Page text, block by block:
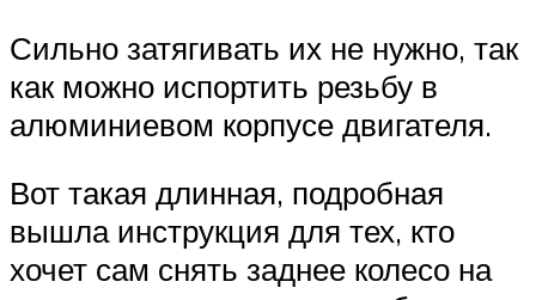
Сильно затягивать их не нужно, так
как можно испортить резьбу в
алюминиевом корпусе двигателя.
Вот такая длинная, подробная
вышла инструкция для тех, кто
хочет сам снять заднее колесо на